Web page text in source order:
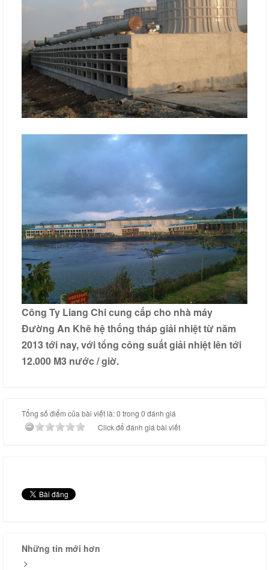
Công Ty Liang Chi cung cấp cho nhà máy
Đường An Khê hệ thống tháp giải nhiệt từ năm
2013 tới nay, với tổng công suất giải nhiệt lên tới
12.000 M3 nước / giờ.
Tổng số điểm của bài viết là: 0 trong 0 đánh giá
Click để đánh giá bài viết
Những tin mới hơn